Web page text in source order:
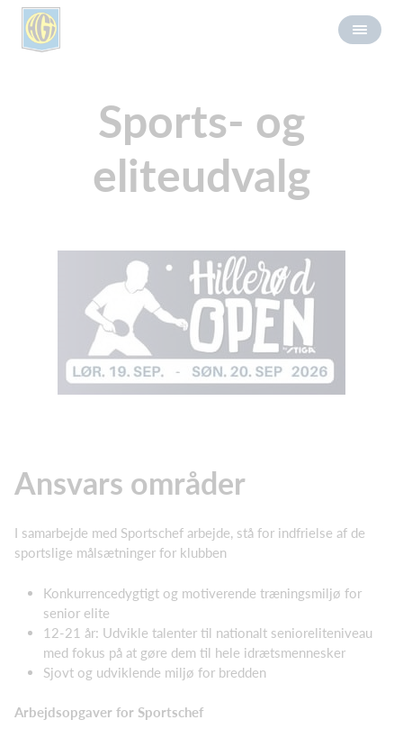
Sports- og
eliteudvalg
Ansvars områder
I samarbejde med Sportschef arbejde, stå for indfrielse af de
sportslige målsætninger for klubben
Konkurrencedygtigt og motiverende træningsmiljø for
senior elite
12-21 år: Udvikle talenter til nationalt senioreliteniveau
med fokus på at gøre dem til hele idrætsmennesker
Sjovt og udviklende miljø for bredden
Arbejdsopgaver for Sportschef